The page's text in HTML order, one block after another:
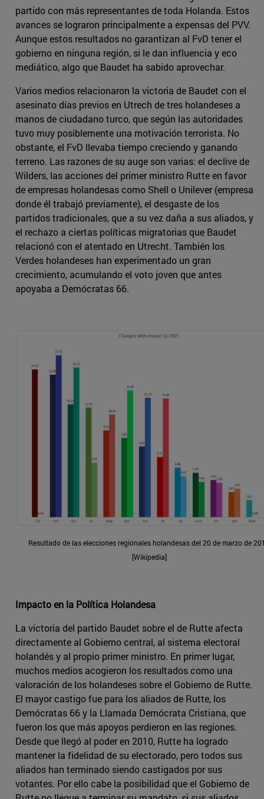
partido con más representantes de toda Holanda. Estos
avances se lograron principalmente a expensas del PVV.
Aunque estos resultados no garantizan al FvD tener el
gobierno en ninguna región, si le dan influencia y eco
mediático, algo que Baudet ha sabido aprovechar.
Varios medios relacionaron la victoria de Baudet con el
asesinato días previos en Utrech de tres holandeses a
manos de ciudadano turco, que según las autoridades
tuvo muy posiblemente una motivación terrorista. No
obstante, el FvD llevaba tiempo creciendo y ganando
terreno. Las razones de su auge son varias: el declive de
Wilders, las acciones del primer ministro Rutte en favor
de empresas holandesas como Shell o Unilever (empresa
donde él trabajó previamente), el desgaste de los
partidos tradicionales, que a su vez daña a sus aliados, y
el rechazo a ciertas políticas migratorias que Baudet
relacionó con el atentado en Utrecht. También los
Verdes holandeses han experimentado un gran
crecimiento, acumulando el voto joven que antes
apoyaba a Demócratas 66.
Resultado de las elecciones regionales holandesas del 20 de marzo de
[Wikipedia]
Impacto en la Política Holandesa
La victoria del partido Baudet sobre el de Rutte afecta
directamente al Gobierno central, al sistema electoral
holandés y al propio primer ministro. En primer lugar,
muchos medios acogieron los resultados como una
valoración de los holandeses sobre el Gobierno de Rutte.
El mayor castigo fue para los aliados de Rutte, los
Demócratas 66 y la Llamada Demócrata Cristiana, que
fueron los que más apoyos perdieron en las regiones.
Desde que llegó al poder en 2010, Rutte ha logrado
mantener la fidelidad de su electorado, pero todos sus
aliados han terminado siendo castigados por sus
votantes. Por ello cabe la posibilidad que el Gobierno de